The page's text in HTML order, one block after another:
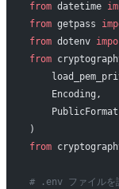
from datetime
from getpass
from dotenv
from
    Encoding,
    PublicFormat
)
from
# .env ファイルを